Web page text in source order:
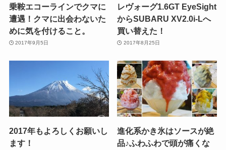
乗鞍エコーラインでクマに
遭遇！クマに出会わないた
めに気を付けること。
2017年9月5日
レヴォーグ1.6GT EyeSight
からSUBARU XV2.0i-Lへ
買い替えた！
2017年8月25日
2017年もよろしくお願いし
ます！
進化系かき氷はソースが絶
品♪ふわふわで頭が痛くな